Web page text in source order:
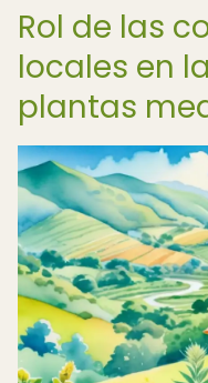
Rol de las
locales en
plantas